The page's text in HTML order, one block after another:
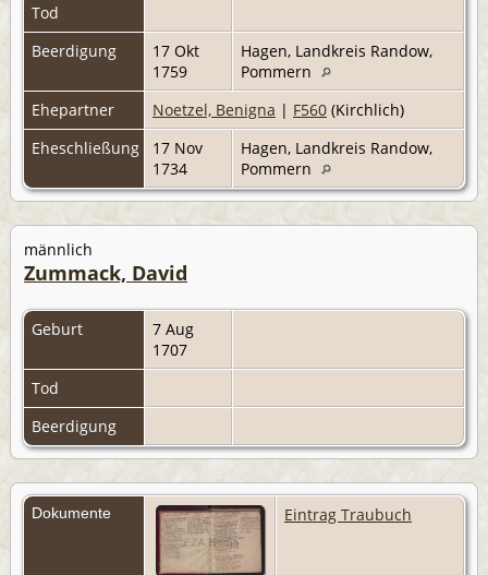
Tod
Beerdigung
17 Okt
1759
Hagen, Landkreis Randow,
Pommern
Ehepartner
Noetzel, Benigna | F560 (Kirchlich)
Eheschließung
17 Nov
1734
Hagen, Landkreis Randow,
Pommern
männlich
Zummack, David
Geburt
7 Aug
1707
Tod
Beerdigung
Dokumente Eintrag Traubuch